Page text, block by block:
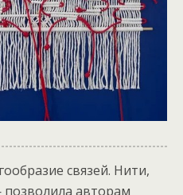
связей. Нити,
авторам